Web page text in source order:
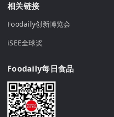
相关链接
Foodaily创新博览会
iSEE全球奖
Foodaily每日食品